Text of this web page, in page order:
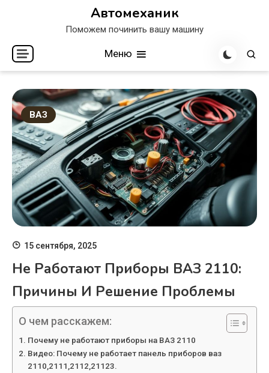
Автомеханик
Поможем починить вашу машину
Меню
ВАЗ
15 сентября, 2025
Не Работают Приборы ВАЗ 2110:
Причины И Решение Проблемы
О чем расскажем:
Почему не работают приборы на ВАЗ 2110
Видео: Почему не работает панель приборов ваз
2110,2111,2112,21123.